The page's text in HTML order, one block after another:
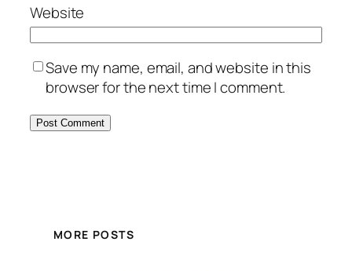
Website
Save my name, email, and website in this
browser for the next time I comment.
MORE POSTS